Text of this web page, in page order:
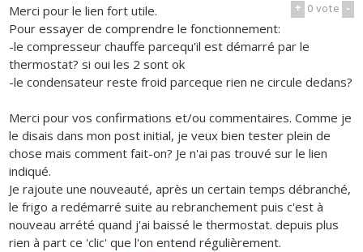
+ 0vote -
Merci pour le lien fort utile.
Pour essayer de comprendre le fonctionnement:
-le compresseur chauffe parcequ'il est démarré par le
thermostat? si oui les 2 sont ok
-le condensateur reste froid parceque rien ne circule dedans?
Merci pour vos confirmations et/ou commentaires. Comme je
le disais dans mon post initial, je veux bien tester plein de
chose mais comment fait-on? Je n'ai pas trouvé sur le lien
indiqué.
Je rajoute une nouveauté, après un certain temps débranché,
le frigo a redémarré suite au rebranchement puis c'est à
nouveau arrété quand j'ai baissé le thermostat. depuis plus
rien à part ce 'clic' que l'on entend régulièrement.